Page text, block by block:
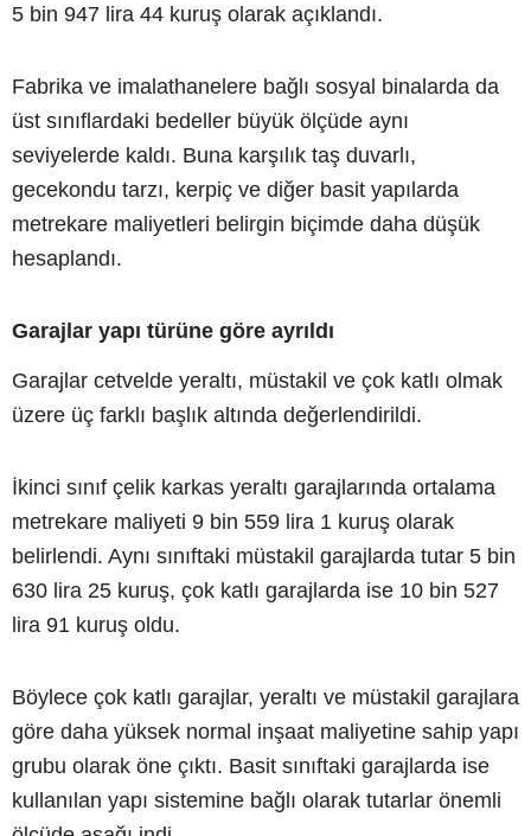
5 bin 947 lira 44 kuruş olarak açıklandı.
Fabrika ve imalathanelere bağlı sosyal binalarda da
üst sınıflardaki bedeller büyük ölçüde aynı
seviyelerde kaldı. Buna karşılık taş duvarlı,
gecekondu tarzı, kerpiç ve diğer basit yapılarda
metrekare maliyetleri belirgin biçimde daha düşük
hesaplandı.
Garajlar yapı türüne göre ayrıldı
Garajlar cetvelde yeraltı, müstakil ve çok katlı olmak
üzere üç farklı başlık altında değerlendirildi.
İkinci sınıf çelik karkas yeraltı garajlarında ortalama
metrekare maliyeti 9 bin 559 lira 1 kuruş olarak
belirlendi. Aynı sınıftaki müstakil garajlarda tutar 5 bin
630 lira 25 kuruş, çok katlı garajlarda ise 10 bin 527
lira 91 kuruş oldu.
Böylece çok katlı garajlar, yeraltı ve müstakil garajlara
göre daha yüksek normal inşaat maliyetine sahip yapı
grubu olarak öne çıktı. Basit sınıftaki garajlarda ise
kullanılan yapı sistemine bağlı olarak tutarlar önemli